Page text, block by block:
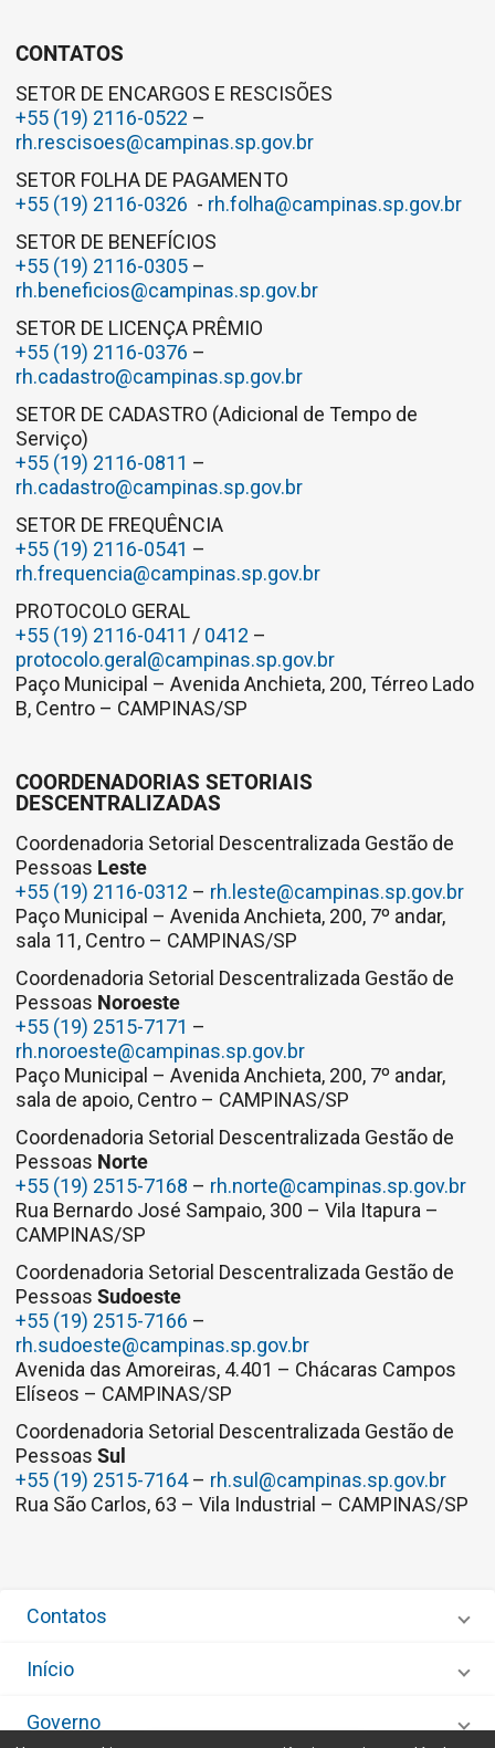
CONTATOS
SETOR DE ENCARGOS E RESCISÕES
+55 (19) 2116-0522 –
rh.rescisoes@campinas.sp.gov.br
SETOR FOLHA DE PAGAMENTO
+55 (19) 2116-0326 - rh.folha@campinas.sp.gov.br
SETOR DE BENEFÍCIOS
+55 (19) 2116-0305–
rh.beneficios@campinas.sp.gov.br
SETOR DE LICENÇA PRÊMIO
+55 (19) 2116-0376 –
rh.cadastro@campinas.sp.gov.br
SETOR DE CADASTRO (Adicional de Tempo de
Serviço)
+55 (19) 2116-0811 –
rh.cadastro@campinas.sp.gov.br
SETOR DE FREQUÊNCIA
+55 (19) 2116-0541 –
rh.frequencia@campinas.sp.gov.br
PROTOCOLO GERAL
+55 (19) 2116-0411 / 0412 –
protocolo.geral@campinas.sp.gov.br
Paço Municipal – Avenida Anchieta, 200, Térreo Lado
B, Centro – CAMPINAS/SP
COORDENADORIAS SETORIAIS
DESCENTRALIZADAS
Coordenadoria Setorial Descentralizada Gestão de
Pessoas Leste
+55 (19) 2116-0312 – rh.leste@campinas.sp.gov.br
Paço Municipal – Avenida Anchieta, 200, 7º andar,
sala 11, Centro – CAMPINAS/SP
Coordenadoria Setorial Descentralizada Gestão de
Pessoas Noroeste
+55 (19) 2515-7171 –
rh.noroeste@campinas.sp.gov.br
Paço Municipal – Avenida Anchieta, 200, 7º andar,
sala de apoio, Centro – CAMPINAS/SP
Coordenadoria Setorial Descentralizada Gestão de
Pessoas Norte
+55 (19) 2515-7168 – rh.norte@campinas.sp.gov.br
Rua Bernardo José Sampaio, 300 – Vila Itapura –
CAMPINAS/SP
Coordenadoria Setorial Descentralizada Gestão de
Pessoas Sudoeste
+55 (19) 2515-7166 –
rh.sudoeste@campinas.sp.gov.br
Avenida das Amoreiras, 4.401 – Chácaras Campos
Elíseos – CAMPINAS/SP
Coordenadoria Setorial Descentralizada Gestão de
Pessoas Sul
+55 (19) 2515-7164– rh.sul@campinas.sp.gov.br
Rua São Carlos, 63 – Vila Industrial – CAMPINAS/SP
Contatos
Início
Governo